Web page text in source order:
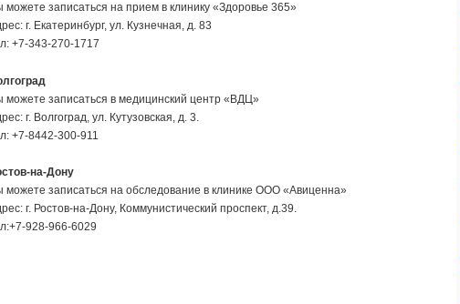
можете записаться на прием в клинику «Здоровье 365»
г. Екатеринбург, ул. Кузнечная, д. 83
+7-343-270-1717
можете записаться в медицинский центр «ВДЦ»
г. Волгоград, ул. Кутузовская, д. 3.
+7-8442-300-911
на-Дону
можете записаться на обследование в клинике ООО «Авиценна»
г. Ростов-на-Дону, Коммунистический проспект, д.39.
928-966-6029